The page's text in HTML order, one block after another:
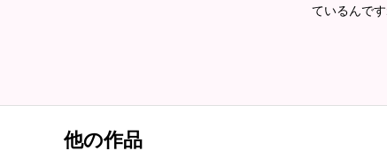
ているんで
他の作品